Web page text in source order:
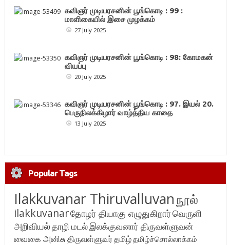
கவிஞர் முடியரசனின் பூங்கொடி : 99 :
மாளிகையில் இசை முழக்கம்
27 July 2025
கவிஞர் முடியரசனின் பூங்கொடி : 98: கோமகன்
வியப்பு
20 July 2025
கவிஞர் முடியரசனின் பூங்கொடி : 97. இயல் 20.
பெருநிலக்கிழார் வாழ்த்திய காதை
13 July 2025
Popular Tags
Ilakkuvanar Thiruvalluvanநூல்
ilakkuvanarதோழர் தியாகு எழுதுகிறார்வெருளி
அறிவியல்தாழி மடல்இலக்குவனார் திருவள்ளுவன்
வைகை அனிசுதிருவள்ளுவர்தமிழ்தமிழ்ச்சொல்லாக்கம்